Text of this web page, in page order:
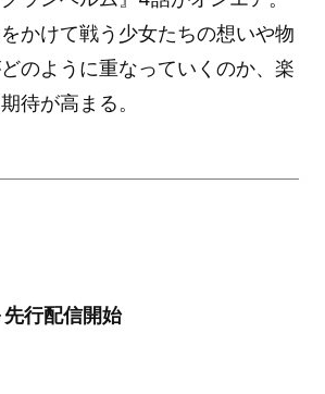
かけて戦う少女たちの想いや物
のように重なっていくのか、楽
待が高まる。
行配信開始